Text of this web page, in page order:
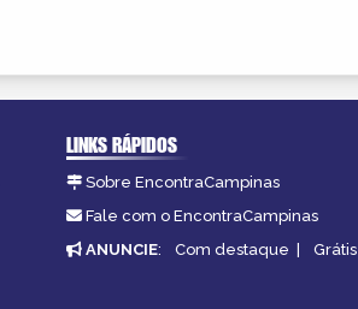
LINKS RÁPIDOS
Sobre EncontraCampinas
Fale com o EncontraCampinas
ANUNCIE: Com destaque | Grátis